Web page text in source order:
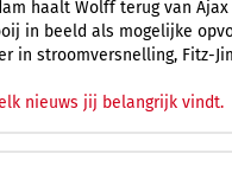
haalt Wolff terug van Ajax
in beeld als mogelijke
in stroomversnelling, Fitz-
nieuws jij belangrijk vindt.